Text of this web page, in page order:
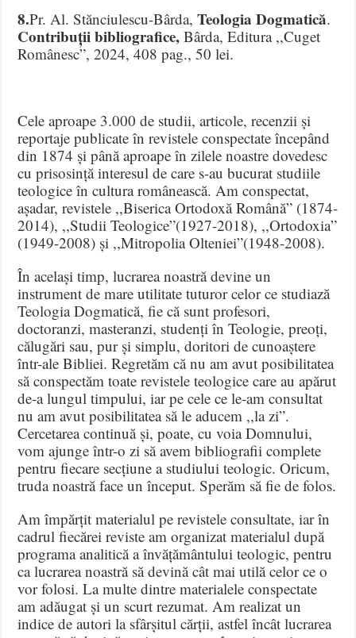
8.Pr. Al. Stănciulescu-Bârda,Teologia Dogmatică.
Contribuții bibliografice, Bârda, Editura ,,Cuget
Românesc”, 2024, 408 pag., 50 lei.
Cele aproape 3.000 de studii, articole, recenzii și
reportaje publicate în revistele conspectate începând
din 1874 și până aproape în zilele noastre dovedesc
cu prisosință interesul de care s-au bucurat studiile
teologice în cultura românească. Am conspectat,
așadar, revistele ,,Biserica Ortodoxă Română” (1874-
2014), ,,Studii Teologice”(1927-2018), ,,Ortodoxia”
(1949-2008) și ,,Mitropolia Olteniei”(1948-2008).
În același timp, lucrarea noastră devine un
instrument de mare utilitate tuturor celor ce studiază
Teologia Dogmatică, fie că sunt profesori,
doctoranzi, masteranzi, studenți în Teologie, preoți,
călugări sau, pur și simplu, doritori de cunoaștere
într-ale Bibliei. Regretăm că nu am avut posibilitatea
să conspectăm toate revistele teologice care au apărut
de-a lungul timpului, iar pe cele ce le-am consultat
nu am avut posibilitatea să le aducem ,,la zi”.
Cercetarea continuă și, poate, cu voia Domnului,
vom ajunge într-o zi să avem bibliografii complete
pentru fiecare secțiune a studiului teologic. Oricum,
truda noastră face un început. Sperăm să fie de folos.
Am împărțit materialul pe revistele consultate, iar în
cadrul fiecărei reviste am organizat materialul după
programa analitică a învățământului teologic, pentru
ca lucrarea noastră să devină cât mai utilă celor ce o
vor folosi. La multe dintre materialele conspectate
am adăugat și un scurt rezumat. Am realizat un
indice de autori la sfârșitul cărții, astfel încât lucrarea